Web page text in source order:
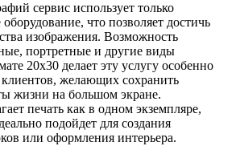
сервис использует только
что позволяет достичь
изображения. Возможность
портретные и другие виды
20х30 делает эту услугу особенно
желающих сохранить
жизни на большом экране.
печать как в одном экземпляре,
подойдет для создания
или оформления интерьера.